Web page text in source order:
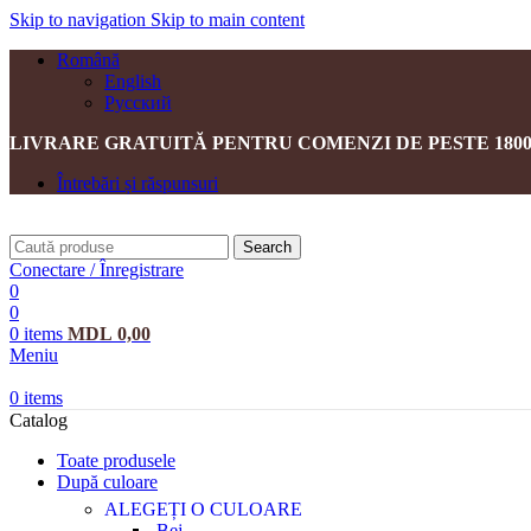
Skip to navigation Skip to main content
Română
English
Русский
LIVRARE GRATUITĂ PENTRU COMENZI DE PESTE
Întrebări și răspunsuri
Search
Conectare / Înregistrare
0
0
0 items MDL 0,00
Meniu
0 items
Catalog
Toate produsele
După culoare
ALEGEȚI O CULOARE